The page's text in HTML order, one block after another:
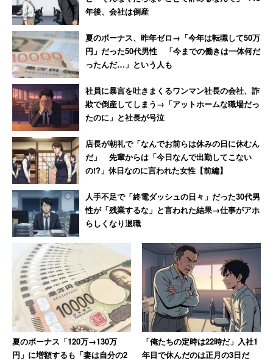
年後、会社は倒産
夏のボーナス、昨年ゼロ→「今年は転職して50万
円」だった50代男性 「今までの働きは一体何だ
ったんだ…」という人も
社員に暴言を吐きまくるワンマン社長の会社、詐
欺で倒産してしまう→「アットホームな職場だっ
たのに」と社長が号泣
店長が朝礼で「なんでお前らは休みの日に休むん
だ」 先輩からは「今日なんで出勤してこない
の!?」休日なのに言われた女性【前編】
人手不足で「終電ダッシュの日々」だった30代男
性が「残業するな」と言われた結果→仕事がアホ
らしくなり退職
夏のボーナス「120万→130万
円」に増額するも「妻は自分の2
「俺たちの定時は22時だ」入社1
年目で休んだのは正月の3日だ